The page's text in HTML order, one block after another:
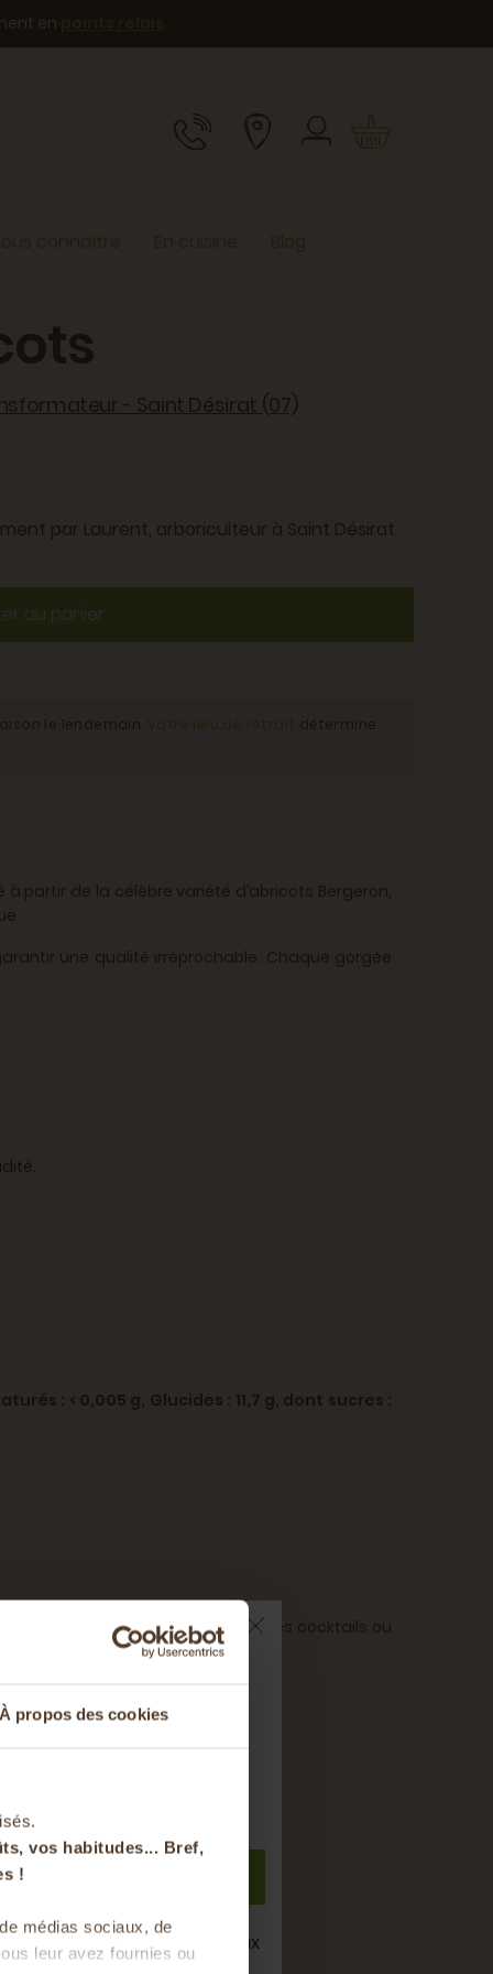
À propos des cookies
vos habitudes... Bref,
!
médias sociaux, de
leur avez fournies ou
en .
connaître En cuisine Blog
- Saint Désirat (07)
par Laurent, arboriculteur à Saint Désirat
au panier
partir de la célèbre variété d’abricots Bergeron,
une qualité irréprochable. Chaque gorgée
: < 0,005 g, Glucides : 11,7 g, dont sucres :
être utilisé comme base pour des cocktails ou
sur votre
notre newsletter
de bons produits locaux
!